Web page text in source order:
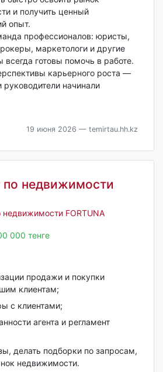
и получить ценный
опыт.
профессионалов: юристы,
маркетологи и другие
всегда готовы помочь в работе.
карьерного роста —
руководители начинали
19 июня 2026 — temirtau.hh.kz
по недвижимости
недвижимости FORTUNA
000 тенге
продажи и покупки
клиентам;
с клиентами;
агента и регламент
делать подборки по запросам,
недвижимости.